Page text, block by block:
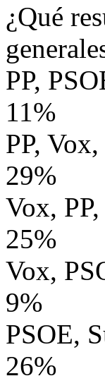
¿Qué
PP,
11%
PP,
29%
Vox,
25%
Vox,
9%
PSOE,
26%